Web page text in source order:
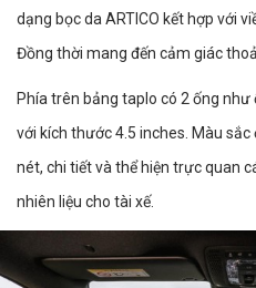
dạng bọc da ARTICO kết hợp với
Đồng thời mang đến cảm giác
Phía trên bảng taplo có 2 ống
với kích thước 4.5 inches. Màu
nét, chi tiết và thể hiện trực quan
nhiên liệu cho tài xế.